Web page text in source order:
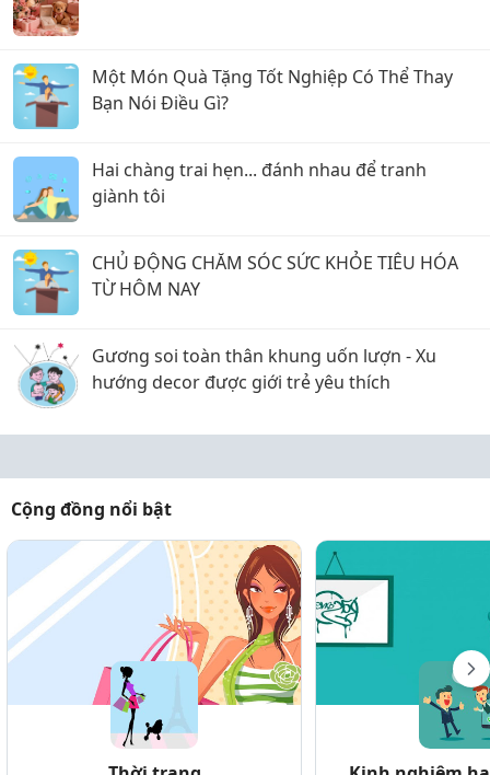
Một Món Quà Tặng Tốt Nghiệp Có Thể Thay
Bạn Nói Điều Gì?
Hai chàng trai hẹn... đánh nhau để tranh
giành tôi
CHỦ ĐỘNG CHĂM SÓC SỨC KHỎE TIÊU HÓA
TỪ HÔM NAY
Gương soi toàn thân khung uốn lượn - Xu
hướng decor được giới trẻ yêu thích
Cộng đồng nổi bật